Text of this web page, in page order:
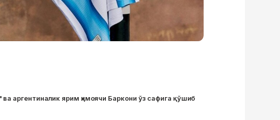
аргентиналик ярим ҳимоячи Баркони ўз сафига қўшиб